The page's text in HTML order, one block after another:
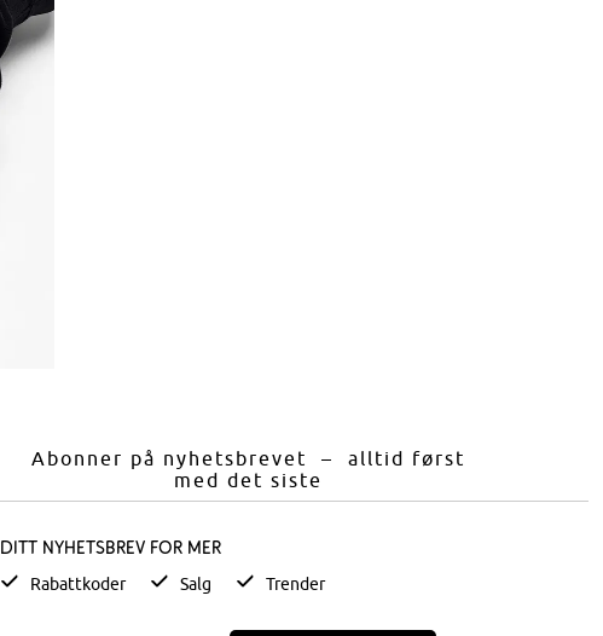
Abonner på nyhetsbrevet – alltid først
med det siste
Ditt nyhetsbrev for mer
Rabattkoder Salg Trender